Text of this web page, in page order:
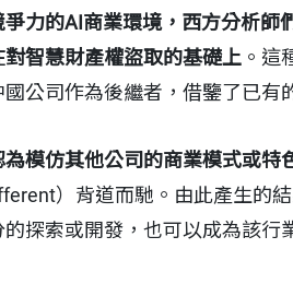
力的AI商業環境，西方分析師
智慧財產權盜取的基礎上 。這
公司作為後繼者，借鑒了已有
模仿其他公司的商業模式或特
）背道而馳。由此產生的
探索或開發，也可以成為該行